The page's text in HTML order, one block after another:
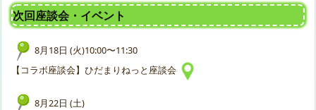
次回座談会・イベント
8月18日 (火)10:00〜11:30
【コラボ座談会】ひだまりねっと座談会
8月22日 (土)